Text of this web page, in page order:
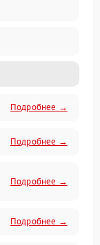
Подробнее →
Подробнее →
Подробнее →
Подробнее →